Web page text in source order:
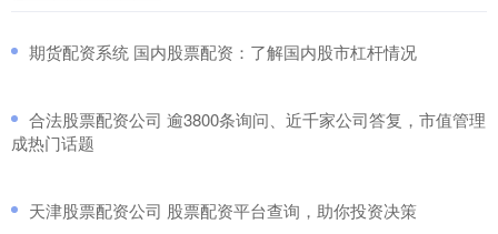
​期货配资系统 国内股票配资：了解国内股市杠杆情况
​合法股票配资公司 逾3800条询问、近千家公司答复，市值管理
成热门话题
​天津股票配资公司 股票配资平台查询，助你投资决策